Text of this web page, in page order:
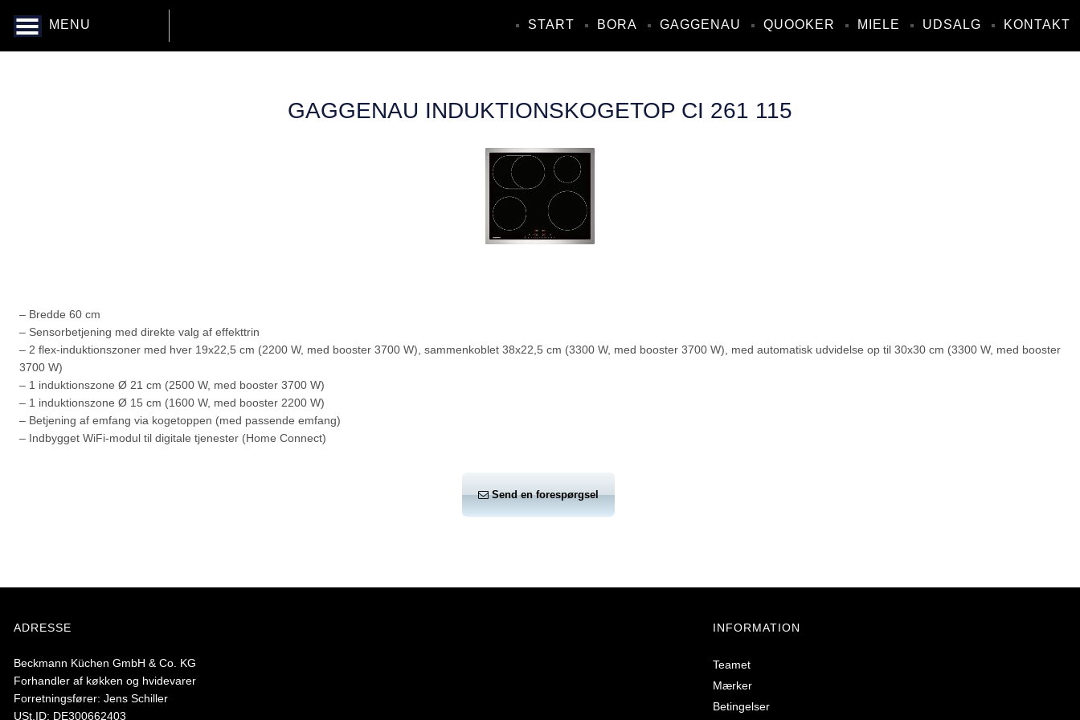
MENU START BORA GAGGENAU QUOOKER MIELE UDSALG KONTAKT
GAGGENAU INDUKTIONSKOGETOP CI 261 115
– Bredde 60 cm
– Sensorbetjening med direkte valg af effekttrin
– 2 flex-induktionszoner med hver 19x22,5 cm (2200 W, med booster 3700 W), sammenkoblet 38x22,5 cm (3300 W, med booster 3700 W), med automatisk udvidelse op til 30x30 cm (3300 W, med booster
3700 W)
– 1 induktionszone Ø 21 cm (2500 W, med booster 3700 W)
– 1 induktionszone Ø 15 cm (1600 W, med booster 2200 W)
– Betjening af emfang via kogetoppen (med passende emfang)
– Indbygget WiFi-modul til digitale tjenester (Home Connect)
Send en forespørgsel
ADRESSE
Beckmann Küchen GmbH & Co. KG
Forhandler af køkken og hvidevarer
Forretningsfører: Jens Schiller
USt.ID: DE300662403
INFORMATION
Teamet
Mærker
Betingelser